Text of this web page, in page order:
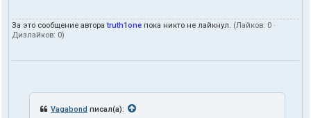
п
ь
в
За это сообщение автораtruth1one пока никто не лайкнул. (Лайков: 0 ·
Дизлайков: 0)
Vagabond писал(а):